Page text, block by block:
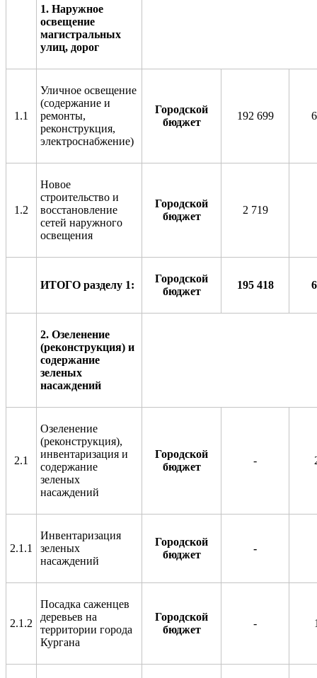
1. Наружное
освещение
магистральных
улиц, дорог
1.1
Уличное освещение
(содержание и
ремонты,
реконструкция,
электроснабжение)
Городской
бюджет
192 699
1.2
Новое
строительство и
восстановление
сетей наружного
освещения
Городской
бюджет
2 719
ИТОГО разделу 1:
Городской
бюджет
195 418
2. Озеленение
(реконструкция) и
содержание
зеленых
насаждений
2.1
Озеленение
(реконструкция),
инвентаризация и
содержание
зеленых
насаждений
Городской
бюджет
-
2.1.1
Инвентаризация
зеленых
насаждений
Городской
бюджет
-
2.1.2
Посадка саженцев
деревьев на
территории города
Кургана
Городской
бюджет
-